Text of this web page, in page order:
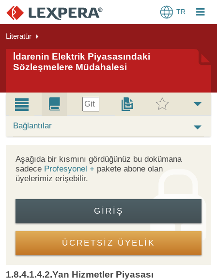
TR
Literatür
İdarenin Elektrik Piyasasındaki
Sözleşmelere Müdahalesi
Git
Bağlantılar
Aşağıda bir kısmını gördüğünüz bu dokümana
sadece Profesyonel + pakete abone olan
üyelerimiz erişebilir.
GIRIŞ
ÜCRETSİZ ÜYELİK
1.8.4.1.4.2.Yan Hizmetler Piyasası